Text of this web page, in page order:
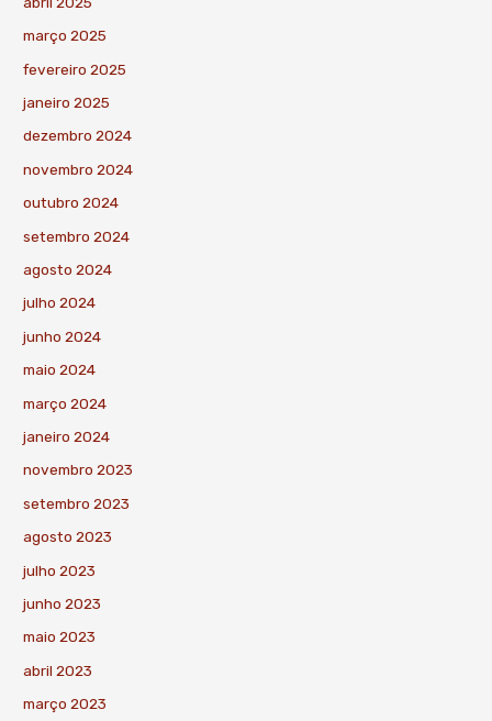
março 2025
fevereiro 2025
janeiro 2025
dezembro 2024
novembro 2024
outubro 2024
setembro 2024
agosto 2024
julho 2024
junho 2024
maio 2024
março 2024
janeiro 2024
novembro 2023
setembro 2023
agosto 2023
julho 2023
junho 2023
maio 2023
abril 2023
março 2023